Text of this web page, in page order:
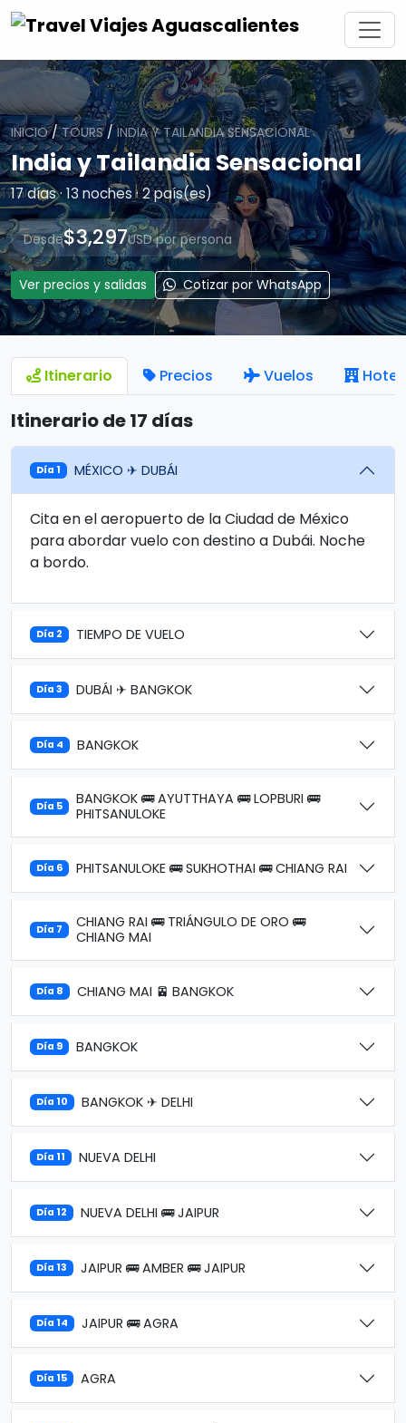
INICIO/TOURS/INDIA Y TAILANDIA SENSACIONAL
India y Tailandia Sensacional
17 días · 13 noches · 2 país(es)
Desde$3,297USD por persona
Ver precios y salidas Cotizar por WhatsApp
Itinerario Precios Vuelos
Itinerario de 17 días
Día 1 MÉXICO ✈ DUBÁI
Cita en el aeropuerto de la Ciudad de México
para abordar vuelo con destino a Dubái. Noche
a bordo.
Día 2 TIEMPO DE VUELO
Día 3 DUBÁI ✈ BANGKOK
Día 4 BANGKOK
Día 5
BANGKOK 🚌 AYUTTHAYA 🚌 LOPBURI 🚌
PHITSANULOKE
Día 6 PHITSANULOKE 🚌 SUKHOTHAI 🚌 CHIANG RAI
Día 7
CHIANG RAI 🚌 TRIÁNGULO DE ORO 🚌
CHIANG MAI
Día 8 CHIANG MAI 🚈 BANGKOK
Día 9 BANGKOK
Día 10 BANGKOK ✈ DELHI
Día 11 NUEVA DELHI
Día 12 NUEVA DELHI 🚌 JAIPUR
Día 13 JAIPUR 🚌 AMBER 🚌 JAIPUR
Día 14 JAIPUR 🚌 AGRA
Día 15 AGRA